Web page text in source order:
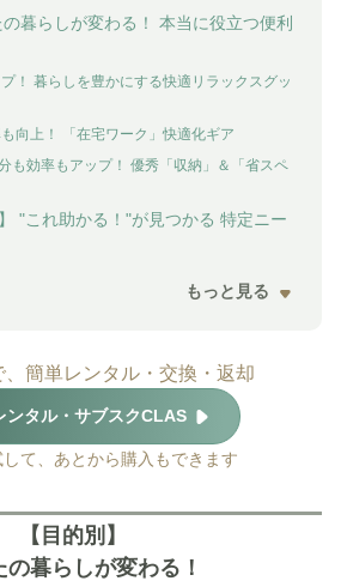
の暮らしが変わる！ 本当に役立つ便利
！ 暮らしを豊かにする快適リラックスグッ
向上！ 「在宅ワーク」快適化ギア
も効率もアップ！ 優秀「収納」＆「省スペ
"これ助かる！"が見つかる 特定ニー
もっと見る
簡単レンタル・交換・返却
ンタル・サブスクCLAS
て、あとから購入もできます
【目的別】
の暮らしが変わる！